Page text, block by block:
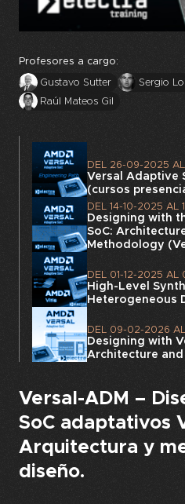
Profesores a cargo:
Gustavo Sutter
Sergio
Raúl Mateos Gil
DEL 26-09-2025 AL
Versal Adaptive
(cursos
DEL 14-10-2025 AL
Designing with
SoC:
Methodology
DEL 01-12-2025 AL
High-Level
Heterogeneous
DEL 09-02-2026 AL
Designing with
Architecture and
Versal-ADM –
SoC adaptativos
Arquitectura y
diseño.